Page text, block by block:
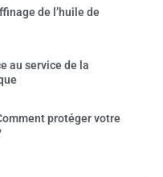
de l’huile de
au service de la
protéger votre